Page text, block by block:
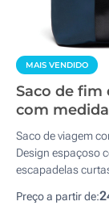
MAIS VENDIDO
Saco de
com
Saco de viagem
Design espaçoso
escapadelas
Preço a partir de: